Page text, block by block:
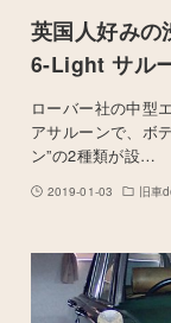
英国人好みの
6-Light サル
ローバー社の中型
アサルーンで、ボ
ン”の2種類が設…
2019-01-03 旧車